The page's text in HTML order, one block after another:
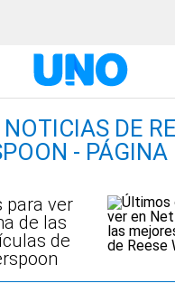
DE
- PÁGINA
para ver
de las
de